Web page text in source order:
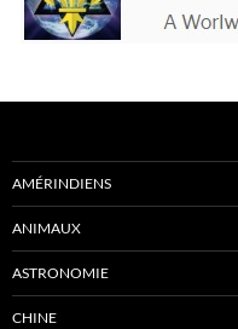
AMÉRINDIENS
ANIMAUX
ASTRONOMIE
CHINE